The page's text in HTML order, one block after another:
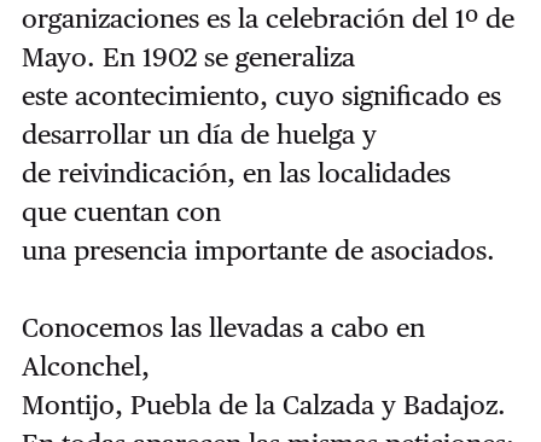
organizaciones es la celebración del 1º de
Mayo. En 1902 se generaliza
este acontecimiento, cuyo significado es
desarrollar un día de huelga y
de reivindicación, en las localidades
que cuentan con
una presencia importante de asociados.
Conocemos las llevadas a cabo en
Alconchel,
Montijo, Puebla de la Calzada y Badajoz.